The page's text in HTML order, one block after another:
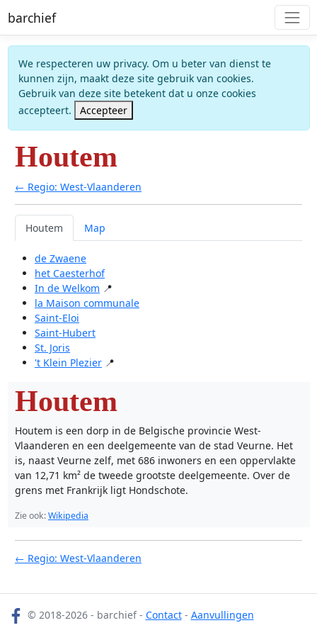
barchief
We respecteren uw privacy. Om u beter van dienst te
kunnen zijn, maakt deze site gebruik van cookies.
Gebruik van deze site betekent dat u onze cookies
accepteert.
Accepteer
Houtem
← Regio: West-Vlaanderen
Houtem Map
de Zwaene
het Caesterhof
In de Welkom 📍
la Maison communale
Saint-Eloi
Saint-Hubert
St. Joris
't Klein Plezier 📍
Houtem
Houtem is een dorp in de Belgische provincie West-
Vlaanderen en een deelgemeente van de stad Veurne. Het
is, naast Veurne zelf, met 686 inwoners en een oppervlakte
van 12,71 km² de tweede grootste deelgemeente. Over de
grens met Frankrijk ligt Hondschote.
Zie ook:Wikipedia
← Regio: West-Vlaanderen
© 2018-2026 - barchief - Contact- Aanvullingen